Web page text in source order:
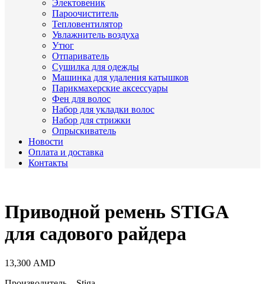
Электовеник
Пароочиститель
Тепловентилятор
Увлажнитель воздуха
Утюг
Отпариватель
Сушилка для одежды
Машинка для удаления катышков
Парикмахерские аксессуары
Фен для волос
Набор для укладки волос
Набор для стрижки
Опрыскиватель
Новости
Оплата и доставка
Контакты
Приводной ремень STIGA
для садового райдера
13,300 AMD